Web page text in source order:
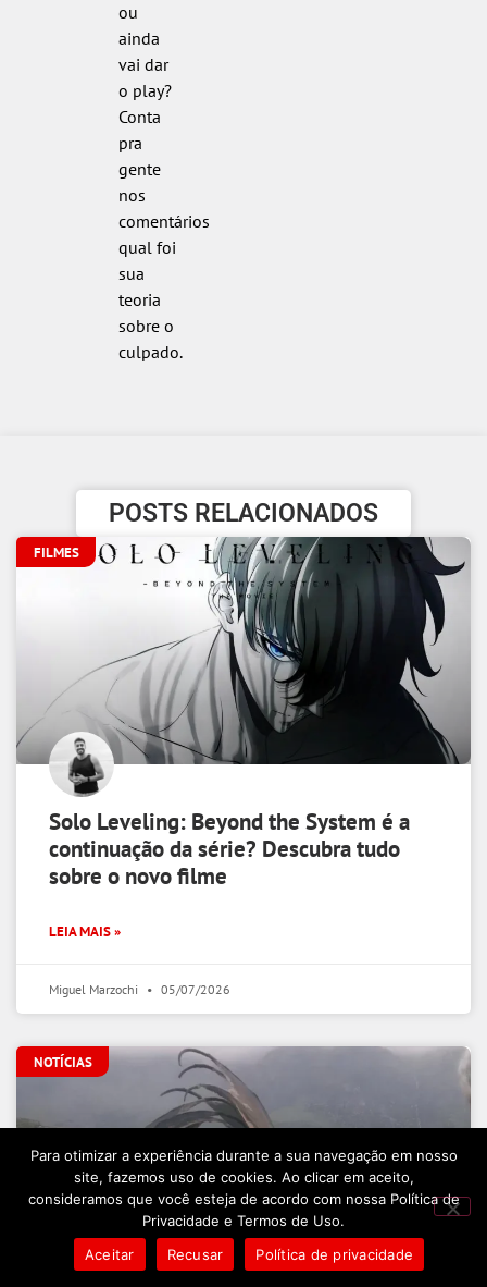
ou
ainda
vai dar
o play?
Conta
pra
gente
nos
comentários
qual foi
sua
teoria
sobre o
culpado.
POSTS RELACIONADOS
FILMES
Solo Leveling: Beyond the System é a
continuação da série? Descubra tudo
sobre o novo filme
LEIA MAIS »
Miguel Marzochi 05/07/2026
NOTÍCIAS
Para otimizar a experiência durante a sua navegação em nosso
site, fazemos uso de cookies. Ao clicar em aceito,
consideramos que você esteja de acordo com nossa Política de
Privacidade e Termos de Uso.
Aceitar
Recusar Política de privacidade